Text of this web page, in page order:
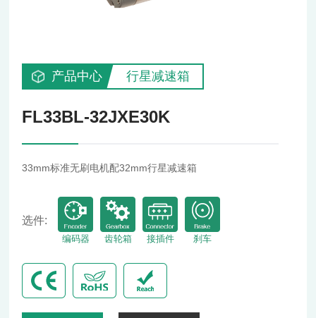
产品中心 行星减速箱
FL33BL-32JXE30K
33mm标准无刷电机配32mm行星减速箱
选件:
编码器 齿轮箱 接插件 刹车